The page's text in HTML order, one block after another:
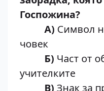
Госпожина?
А) Символ
човек
Б) Част от
учителките
В) Знак за